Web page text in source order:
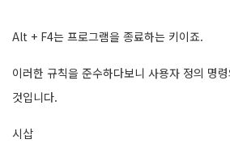
Alt + F4는 프로그램을 종료하는 키이죠.
이러한 규칙을 준수하다보니 사용자 정의 명
것입니다.
시삽